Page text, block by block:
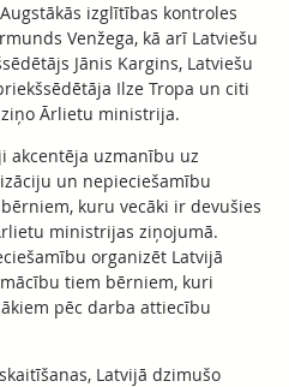
izglītības kontroles
Venžega, kā arī Latviešu
Jānis Kargins, Latviešu
Ilze Tropa un citi
Ārlietu ministrija.
akcentēja uzmanību uz
un nepieciešamību
kuru vecāki ir devušies
ministrijas ziņojumā.
organizēt Latvijā
tiem bērniem, kuri
pēc darba attiecību
Latvijā dzimušo